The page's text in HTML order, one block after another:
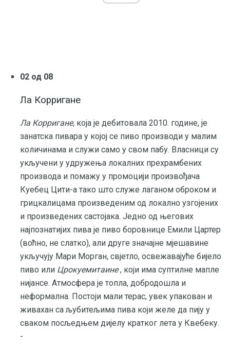
02 од 08
Ла Корригане
Ла Корригане, која је дебитовала 2010. године, је
занатска пивара у којој се пиво производи у малим
количинама и служи само у свом пабу. Власници су
укључени у удружења локалних прехрамбених
производа и помажу у промоцији произвођача
Куебец Цити-а тако што служе лаганом оброком и
грицкалицама произведеним од локално узгојених
и произведених састојака. Једно од његових
најпознатијих пива је пиво боровнице Емили Цартер
(воћно, не слатко), али друге значајне мјешавине
укључују Мари Морган, свјетло, освежавајуће бијело
пиво или Црокуемитаине, који има суптилне мапле
нијансе. Атмосфера је топла, добродошла и
неформална. Постоји мали терас, увек упакован и
живахан са љубитељима пива који желе да пију у
сваком посљедњем дијелу кратког лета у Квебеку.
-